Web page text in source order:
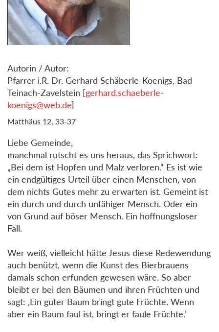
Autorin / Autor:
Pfarrer i.R. Dr. Gerhard Schäberle-Koenigs, Bad
Teinach-Zavelstein [gerhard.schaeberle-
koenigs@web.de]
Matthäus 12, 33-37
Liebe Gemeinde,
manchmal rutscht es uns heraus, das Sprichwort:
„Bei dem ist Hopfen und Malz verloren.“ Es ist wie
ein endgültiges Urteil über einen Menschen, von
dem nichts Gutes mehr zu erwarten ist. Gemeint ist
ein durch und durch unfähiger Mensch. Oder ein
von Grund auf böser Mensch. Ein hoffnungsloser
Fall.
Wer weiß, vielleicht hätte Jesus diese Redewendung
auch benützt, wenn die Kunst des Bierbrauens
damals schon erfunden gewesen wäre. So aber
bleibt er bei den Bäumen und ihren Früchten und
sagt: ‚Ein guter Baum bringt gute Früchte. Wenn
aber ein Baum faul ist, bringt er faule Früchte.‘